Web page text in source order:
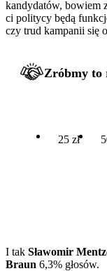
kandydatów, bowiem
ci politycy będą
czy trud kampanii się
Zróbmy to
25 zł
I tak Sławomir
Braun 6,3% głosów.